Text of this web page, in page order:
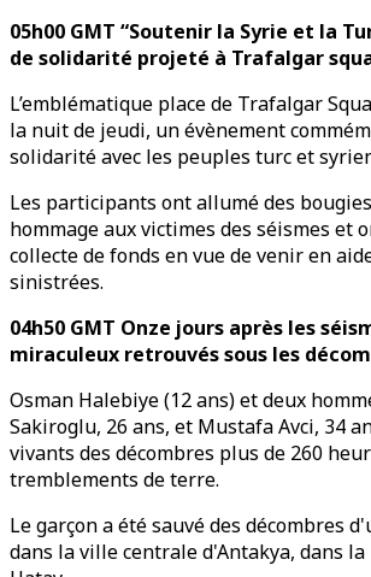
05h00 GMT “Soutenir la Syrie et la
de solidarité projeté à Trafalgar
L’emblématique place de Trafalgar
la nuit de jeudi, un évènement
solidarité avec les peuples turc et
Les participants ont allumé des
hommage aux victimes des séismes et
collecte de fonds en vue de venir en
sinistrées.
04h50 GMT Onze jours après les
miraculeux retrouvés sous les
Osman Halebiye (12 ans) et deux
Sakiroglu, 26 ans, et Mustafa Avci, 34
vivants des décombres plus de 260
tremblements de terre.
Le garçon a été sauvé des décombres
dans la ville centrale d'Antakya, dans la